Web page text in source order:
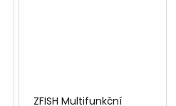
ZFISH Multifunkční